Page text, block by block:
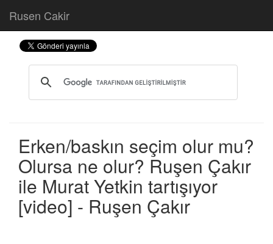
Rusen Cakir
Erken/baskın seçim olur mu?
Olursa ne olur? Ruşen Çakır
ile Murat Yetkin tartışıyor
[video] - Ruşen Çakır